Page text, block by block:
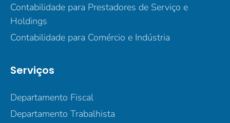
Contabilidade para Prestadores de Serviço e
Holdings
Contabilidade para Comércio e Indústria
Serviços
Departamento Fiscal
Departamento Trabalhista